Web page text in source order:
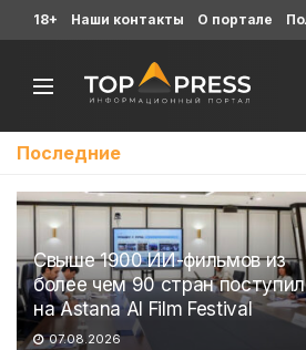
Последние
Свыше 1900 ИИ-фильмов из
более чем 90 стран
на Astana AI Film Festival
07.08.2026
18+ Наши контакты О портале